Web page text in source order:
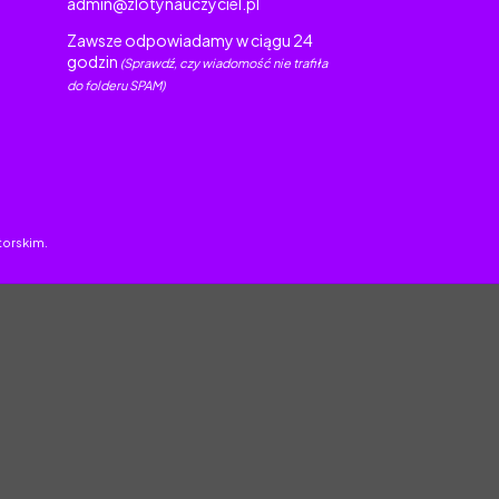
Zawsze odpowiadamy w ciągu 24
godzin (Sprawdź, czy wiadomość nie trafiła
do folderu SPAM)